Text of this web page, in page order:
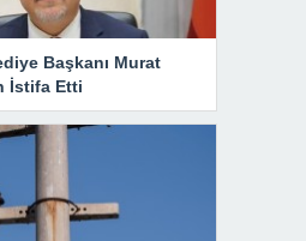
Başkanı Murat
İstifa Etti